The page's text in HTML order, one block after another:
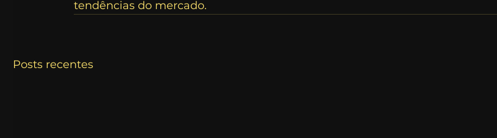
tendências do mercado.
Posts recentes